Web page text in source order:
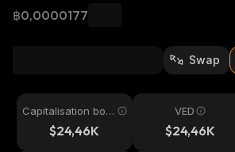
฿0,0000177
Swap
Capitalisation bou
rsière$24,46K
VED
$24,46K